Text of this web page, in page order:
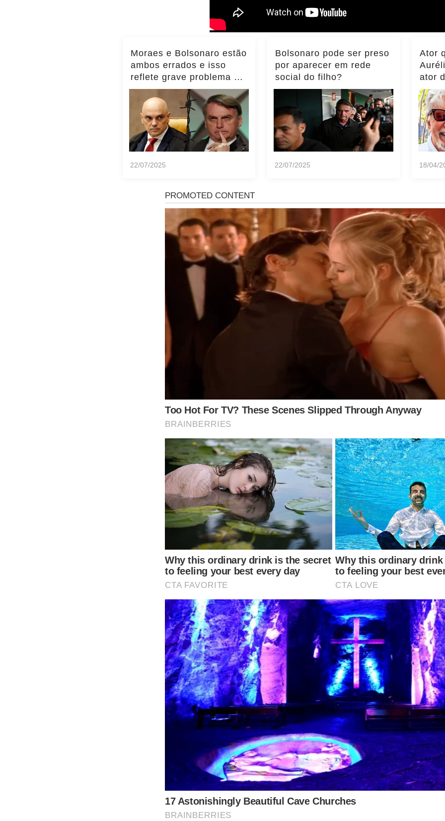
Moraes e Bolsonaro estão
ambos errados e isso
reflete grave problema do
Brasil, diz Transparência
Internacional
22/07/2025
Bolsonaro pode ser preso
por aparecer em rede
social do filho?
22/07/2025
Ator
ator
18/04/